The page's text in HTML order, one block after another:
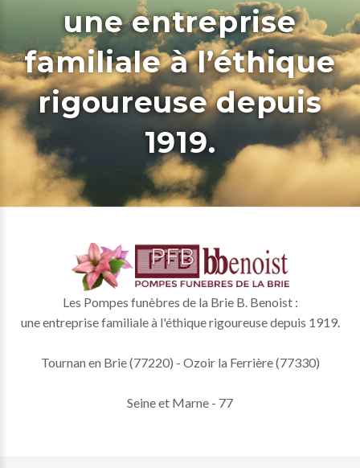
une entreprise
familiale à l’éthique
rigoureuse depuis
1919.
Les Pompes funèbres de la Brie B. Benoist :
une entreprise familiale à l'éthique rigoureuse depuis 1919.
Tournan en Brie (77220) - Ozoir la Ferrière (77330)
Seine et Marne - 77